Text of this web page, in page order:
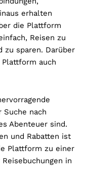
erhalten
die Plattform
Reisen zu
zu sparen. Darüber
auch
Suche nach
Abenteuer sind.
und Rabatten ist
Plattform zu einer
in